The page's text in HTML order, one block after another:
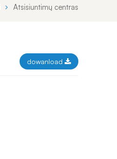
Atsisiuntimų centras
dowanload